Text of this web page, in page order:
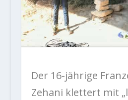
Der 16-jährige
Zehani klettert mit